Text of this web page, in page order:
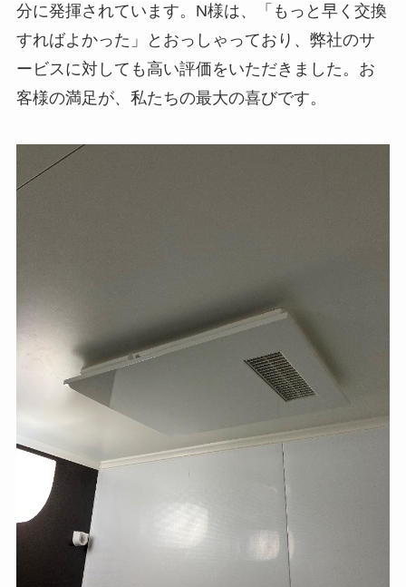
分に発揮されています。N様は、「もっと早く交換
すればよかった」とおっしゃっており、弊社のサ
ービスに対しても高い評価をいただきました。お
客様の満足が、私たちの最大の喜びです。